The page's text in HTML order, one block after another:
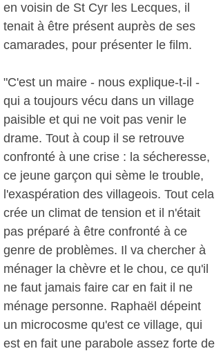
en voisin de St Cyr les Lecques, il
tenait à être présent auprès de ses
camarades, pour présenter le film.
"C'est un maire - nous explique-t-il -
qui a toujours vécu dans un village
paisible et qui ne voit pas venir le
drame. Tout à coup il se retrouve
confronté à une crise : la sécheresse,
ce jeune garçon qui sème le trouble,
l'exaspération des villageois. Tout cela
crée un climat de tension et il n'était
pas préparé à être confronté à ce
genre de problèmes. Il va chercher à
ménager la chèvre et le chou, ce qu'il
ne faut jamais faire car en fait il ne
ménage personne. Raphaël dépeint
un microcosme qu'est ce village, qui
est en fait une parabole assez forte de